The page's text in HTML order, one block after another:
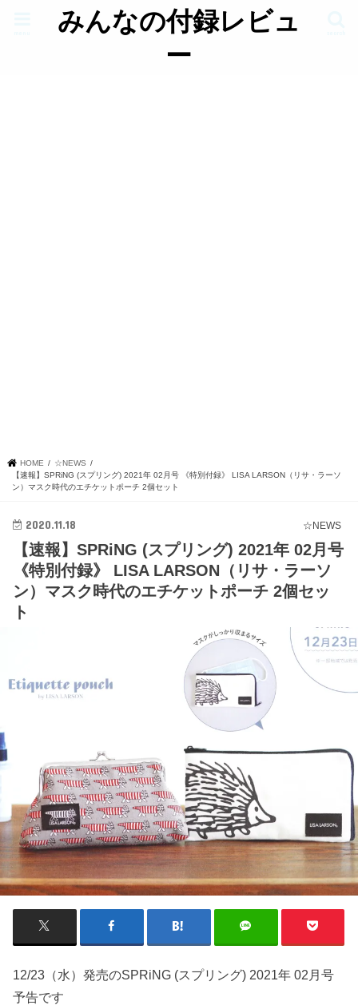
みんなの付録レビュ
ー
HOME
☆NEWS
【速報】SPRiNG (スプリング) 2021年 02月号 《特別付録》 LISA LARSON（リサ・ラーソ
ン）マスク時代のエチケットポーチ 2個セット
☆NEWS
2020.11.18
【速報】SPRiNG (スプリング) 2021年 02月号
《特別付録》 LISA LARSON（リサ・ラーソ
ン）マスク時代のエチケットポーチ 2個セッ
ト
12/23（水）発売のSPRiNG (スプリング) 2021年 02月号
予告です